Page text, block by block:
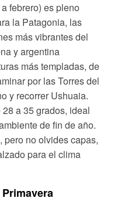
febrero) es pleno
la Patagonia, las
más vibrantes del
y argentina
más templadas, de
por las Torres del
y recorrer Ushuaia.
a 35 grados, ideal
de fin de año.
pero no olvides capas,
para el clima